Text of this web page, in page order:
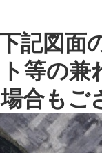
図面
等の兼
合もご